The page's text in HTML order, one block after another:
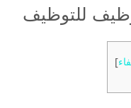
للتوظيف
]